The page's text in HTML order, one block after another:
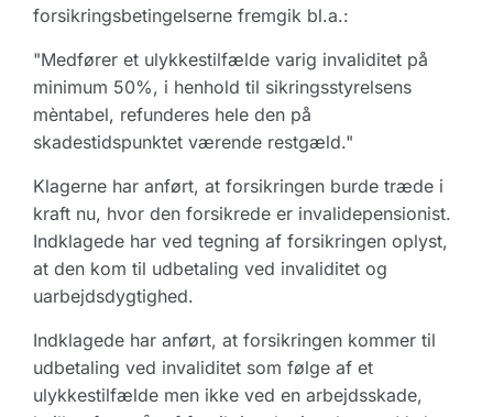
forsikringsbetingelserne fremgik bl.a.:
"Medfører et ulykkestilfælde varig invaliditet på
minimum 50%, i henhold til sikringsstyrelsens
mèntabel, refunderes hele den på
skadestidspunktet værende restgæld."
Klagerne har anført, at forsikringen burde træde i
kraft nu, hvor den forsikrede er invalidepensionist.
Indklagede har ved tegning af forsikringen oplyst,
at den kom til udbetaling ved invaliditet og
uarbejdsdygtighed.
Indklagede har anført, at forsikringen kommer til
udbetaling ved invaliditet som følge af et
ulykkestilfælde men ikke ved en arbejdsskade,